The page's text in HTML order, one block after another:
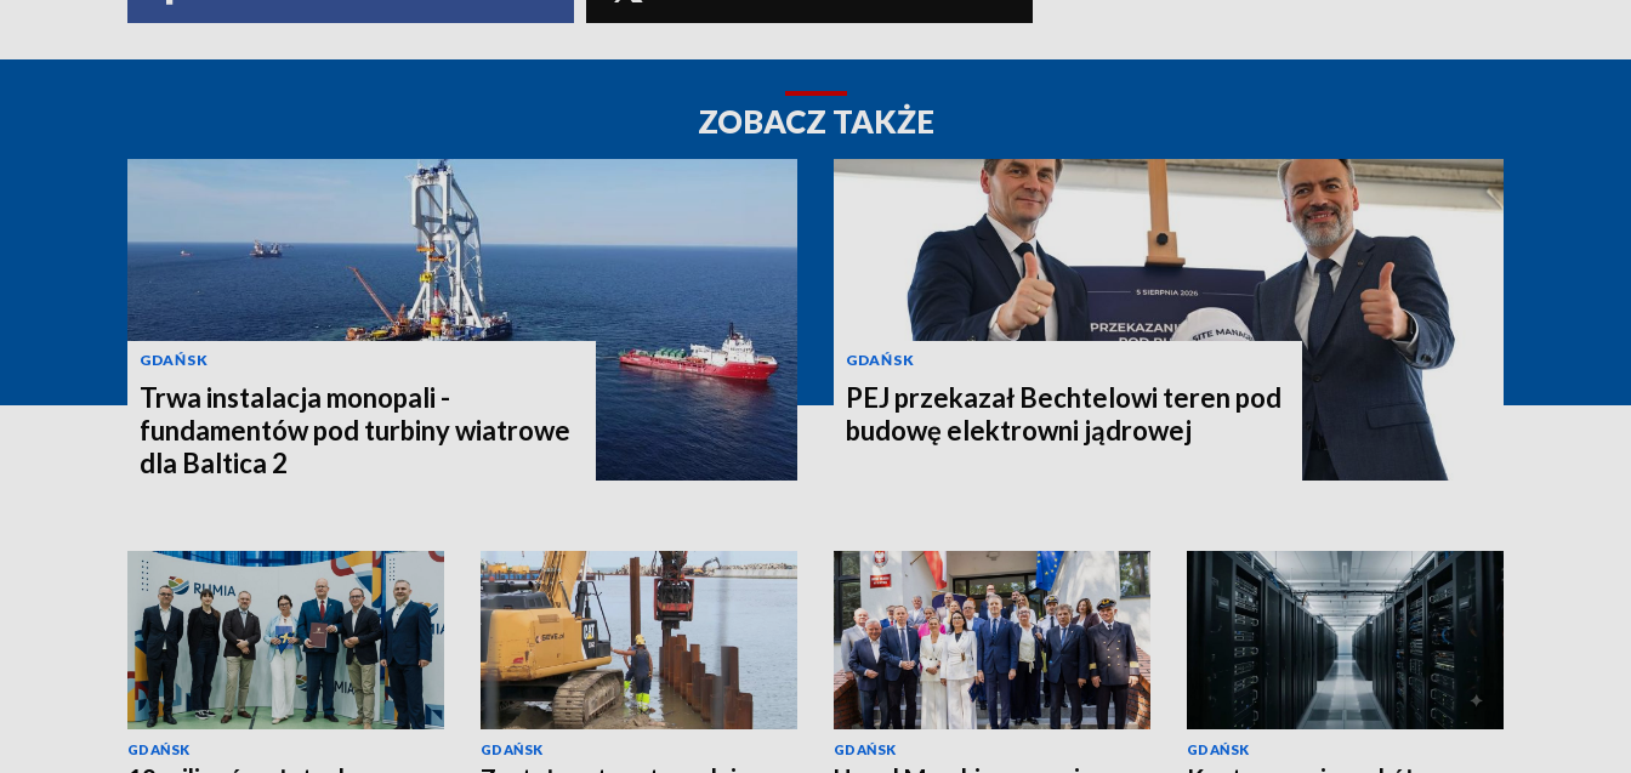
ZOBACZ TAKŻE
GDAŃSK
Trwa instalacja monopali -
fundamentów pod turbiny wiatrowe
dla Baltica 2
GDAŃSK
PEJ przekazał Bechtelowi teren pod
budowę elektrowni jądrowej
GDAŃSK GDAŃSK GDAŃSK GDAŃSK